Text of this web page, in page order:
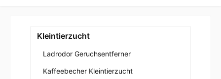
Kleintierzucht
Ladrodor Geruchsentferner
Kaffeebecher Kleintierzucht